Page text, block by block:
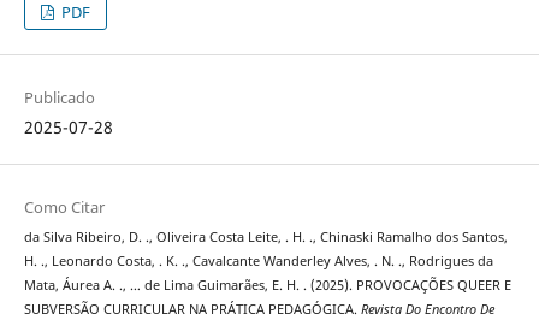
PDF
Publicado
2025-07-28
Como Citar
da Silva Ribeiro, D. ., Oliveira Costa Leite, . H. ., Chinaski Ramalho dos Santos,
H. ., Leonardo Costa, . K. ., Cavalcante Wanderley Alves, . N. ., Rodrigues da
Mata, Áurea A. ., … de Lima Guimarães, E. H. . (2025). PROVOCAÇÕES QUEER E
SUBVERSÃO CURRICULAR NA PRÁTICA PEDAGÓGICA. Revista Do Encontro De